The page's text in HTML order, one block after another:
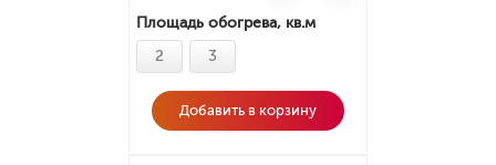
Площадь обогрева, кв.м
2
3
Добавить в корзину